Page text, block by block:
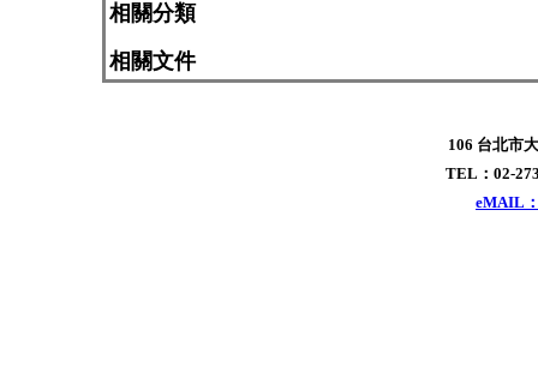
相關分類
相關文件
106 台北市
TEL：02-
eMAIL